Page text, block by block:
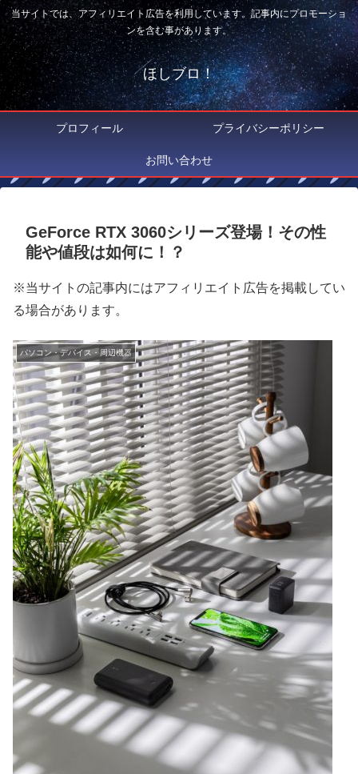
当サイトでは、アフィリエイト広告を利用しています。記事内にプロモーショ
ンを含む事があります。
ほしブロ！
プロフィール プライバシーポリシー
お問い合わせ
GeForce RTX 3060シリーズ登場！その性
能や値段は如何に！？
※当サイトの記事内にはアフィリエイト広告を掲載してい
る場合があります。
パソコン・デバイス・周辺機器